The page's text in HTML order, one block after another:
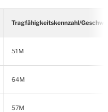
Tragfähigkeitskennzahl/
51M
64M
57M